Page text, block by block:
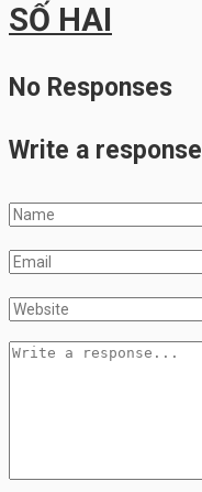
SỐ HAI
No Responses
Write a response